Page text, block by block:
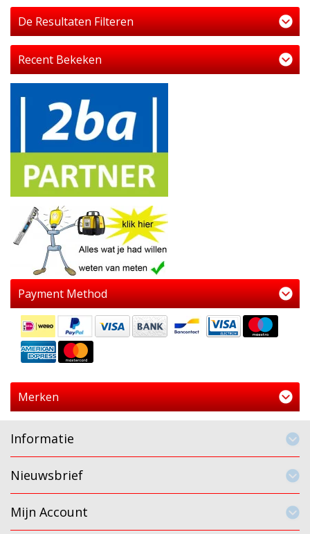
De Resultaten Filteren
Recent Bekeken
Payment Method
Merken
Informatie
Nieuwsbrief
Mijn Account